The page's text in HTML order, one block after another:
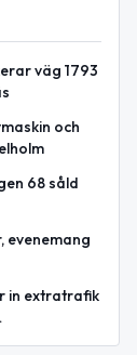
väg 1793
och
68 såld
evenemang
in extratrafik